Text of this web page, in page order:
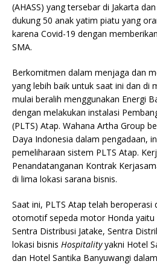
(AHASS) yang tersebar di Jakarta
dukung 50 anak yatim piatu yang
karena Covid-19 dengan
SMA.
Berkomitmen dalam menjaga dan
yang lebih baik untuk saat ini dan di
mulai beralih menggunakan Energi
dengan melakukan instalasi
(PLTS) Atap. Wahana Artha Group
Daya Indonesia dalam pengadaan,
pemeliharaan sistem PLTS Atap.
Penandatanganan Kontrak
di lima lokasi sarana bisnis.
Saat ini, PLTS Atap telah beroperasi
otomotif sepeda motor Honda yaitu
Sentra Distribusi Jatake, Sentra
lokasi bisnis Hospitalityyakni Hotel
dan Hotel Santika Banyuwangi